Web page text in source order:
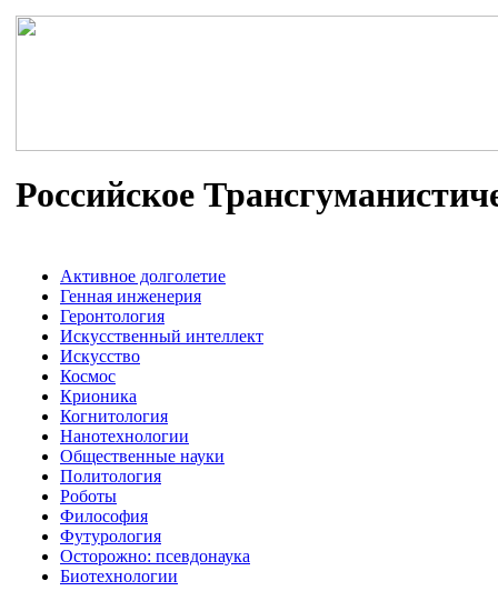
Российское
Активное долголетие
Генная инженерия
Геронтология
Искусственный интеллект
Искусство
Космос
Крионика
Когнитология
Нанотехнологии
Общественные науки
Политология
Роботы
Философия
Футурология
Осторожно: псевдонаука
Биотехнологии